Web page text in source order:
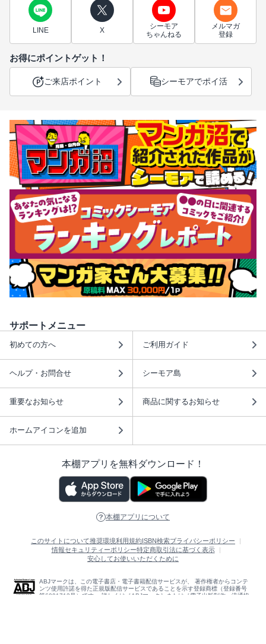
LINE X
シーモア
ちゃんねる
メルマガ
登録
お得にポイントゲット！
ご来店ポイント シーモアでポイ活
サポートメニュー
初めての方へ ご利用ガイド
ヘルプ・お問合せ シーモア島
重要なお知らせ 商品に関するお知らせ
ホームアイコンを追加
本棚アプリを無料ダウンロード！
本棚アプリについて
このサイトについて推奨環境利用規約ISBN検索プライバシーポリシー
情報セキュリティーポリシー特定商取引法に基づく表示
安心してお使いいただくために
ABJマークは、この電子書店・電子書籍配信サービスが、 著作権者からコンテ
ンツ使用許諾を得た正規版配信サービスであることを示す登録商標（登録番号
第6091713号）です。 詳しくは［ABJマーク］または［電子出版制作・流通協